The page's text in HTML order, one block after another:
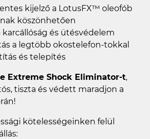
kijelző a LotusFX™ oleofób
köszönhetően
és ütésvédelem
a legtöbb okostelefon-tokkal
és telepítés
Extreme Shock Eliminator-t,
tiszta és védett maradjon a
kötelességeinken felül